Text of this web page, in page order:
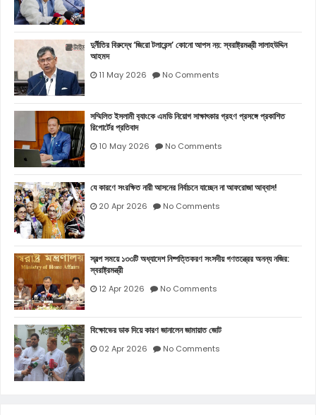
দুর্নীতির বিরুদ্ধে ‘জিরো টলারেন্স’ কোনো আপস নয়: স্বরাষ্ট্রমন্ত্রী সালাহউদ্দিন
আহমদ
11 May 2026 No Comments
সম্মিলিত ইসলামী ব‍্যাংকে এমডি নিয়োগ সাক্ষাৎকার গ্রহণ প্রসঙ্গে প্রকাশিত
রিপোর্টের প্রতিবাদ
10 May 2026 No Comments
যে কারণে সংরক্ষিত নারী আসনের নির্বাচনে যাচ্ছেন না আফরোজা আব্বাস!
20 Apr 2026 No Comments
স্বল্প সময়ে ১৩৩টি অধ্যাদেশ নিষ্পত্তিকরণ সংসদীয় গণতন্ত্রের অনন্য নজির:
স্বরাষ্ট্রমন্ত্রী
12 Apr 2026 No Comments
বিক্ষোভের ডাক দিয়ে কারণ জানালেন জামায়াত জোট
02 Apr 2026 No Comments